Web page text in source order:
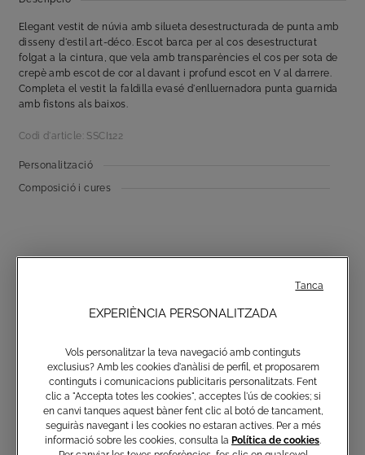
Elegant vestit de núvia amb silueta desestructurada de punta amb
disseny d'estil art-déco. Escot barca per al cos desestructurat
folgat a la cintura, que vela amb transparències el cos per sota de
crepè amb escot de cor al davant i profund escot en V al darrere.
Completa el vestit la faldilla evasé d'enlluernadora punta guarnida
amb fistons als baixos.
Codi d'article: SSCI122
Personalització
Composició i cures
Correu electrònic
EXPERIÈNCIA PERSONALITZADA
Vols personalitzar la teva navegació amb continguts
exclusius? Amb les cookies d'anàlisi de perfil, et proposarem
continguts i comunicacions publicitaris personalitzats. Fent
clic a "Accepta totes les cookies", acceptes l'ús de cookies; si
en canvi tanques aquest bàner fent clic al botó de tancament,
seguiràs navegant i les cookies no estaran actives. Per a més
informació sobre les cookies, consulta la Política de cookies
Tanca